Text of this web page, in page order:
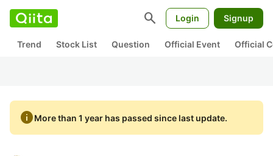
search Login Signup
Trend Stock List Question Official Event Official
infoMore than 1 year has passed since last update.